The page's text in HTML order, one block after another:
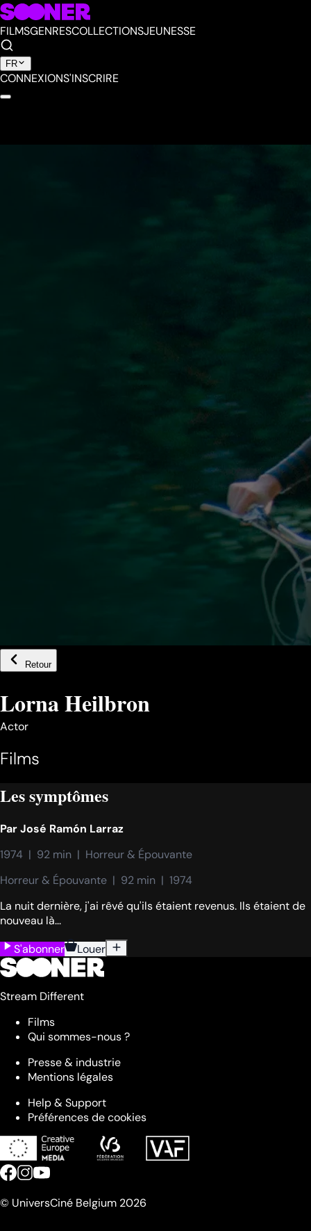
FILMSGENRESCOLLECTIONSJEUNESSE
FR
CONNEXIONS'INSCRIRE
Retour
Lorna Heilbron
Actor
Films
Les symptômes
ParJosé Ramón Larraz
1974  |  92 min  |  Horreur & Épouvante
Horreur & Épouvante  |  92 min  |  1974
La nuit dernière, j'ai rêvé qu'ils étaient revenus. Ils étaient de
nouveau là...
S'abonner
Louer
Stream Different
Films
Qui sommes-nous ?
Presse & industrie
Mentions légales
Help & Support
Préférences de cookies
© UniversCiné Belgium 2026